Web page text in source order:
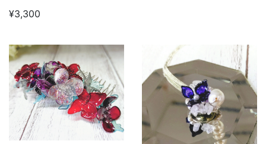
¥3,300